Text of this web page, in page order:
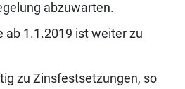
abzuwarten.
ab 1.1.2019 ist weiter zu
zu Zinsfestsetzungen, so